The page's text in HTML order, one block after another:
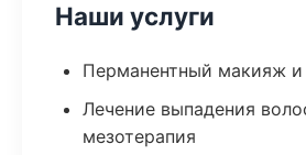
Наши услуги
Перманентный макияж и
Лечение выпадения
мезотерапия